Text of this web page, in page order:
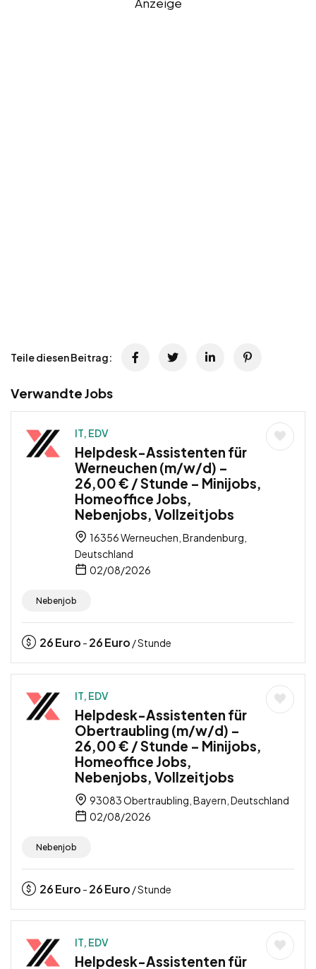
Teile diesen Beitrag:
Verwandte Jobs
IT, EDV
Helpdesk-Assistenten für
Werneuchen (m/w/d) –
26,00 € / Stunde – Minijobs,
Homeoffice Jobs,
Nebenjobs, Vollzeitjobs
16356 Werneuchen, Brandenburg,
Deutschland
02/08/2026
Nebenjob
26Euro - 26Euro / Stunde
IT, EDV
Helpdesk-Assistenten für
Obertraubling (m/w/d) –
26,00 € / Stunde – Minijobs,
Homeoffice Jobs,
Nebenjobs, Vollzeitjobs
93083 Obertraubling, Bayern, Deutschland
02/08/2026
Nebenjob
26Euro - 26Euro / Stunde
IT, EDV
Helpdesk-Assistenten für